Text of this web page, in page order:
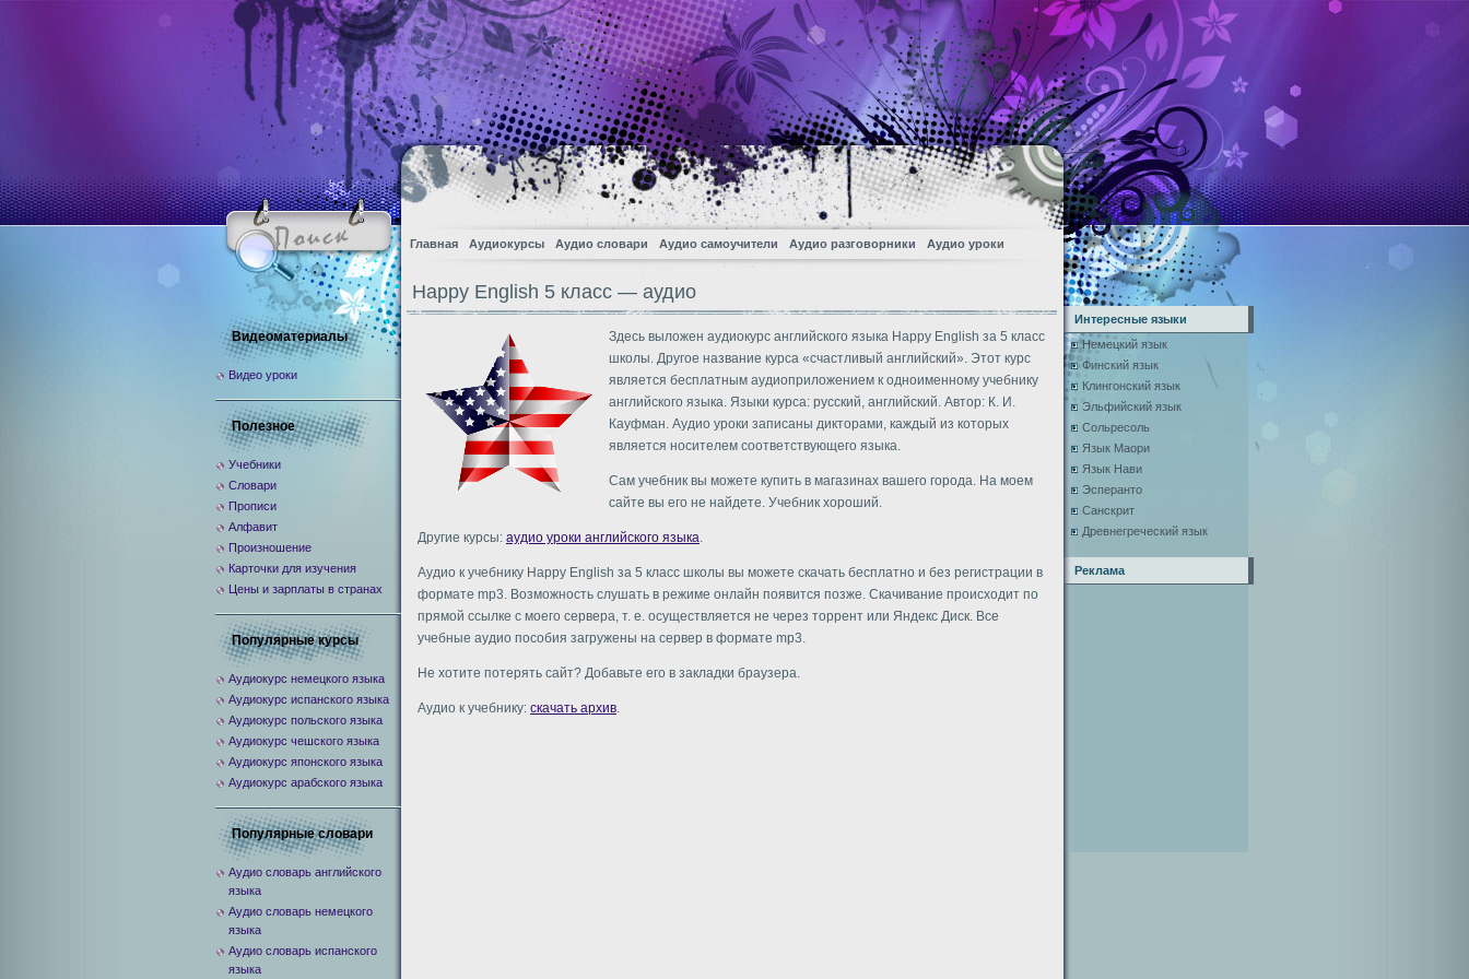
Главная Аудиокурсы Аудио словари Аудио самоучители Аудио разговорники Аудио уроки
Happy English 5 класс — аудио
Здесь выложен аудиокурс английского языка Happy English за 5 класс
школы. Другое название курса «счастливый английский». Этот курс
является бесплатным аудиоприложением к одноименному учебнику
английского языка. Языки курса: русский, английский. Автор: К. И.
Кауфман. Аудио уроки записаны дикторами, каждый из которых
является носителем соответствующего языка.
Сам учебник вы можете купить в магазинах вашего города. На моем
сайте вы его не найдете. Учебник хороший.
Другие курсы: аудио уроки английского языка.
Аудио к учебнику Happy English за 5 класс школы вы можете скачать бесплатно и без регистрации в
формате mp3. Возможность слушать в режиме онлайн появится позже. Скачивание происходит по
прямой ссылке с моего сервера, т. е. осуществляется не через торрент или Яндекс Диск. Все
учебные аудио пособия загружены на сервер в формате mp3.
Не хотите потерять сайт? Добавьте его в закладки браузера.
Аудио к учебнику: скачать архив.
Видеоматериалы
Видео уроки
Полезное
Учебники
Словари
Прописи
Алфавит
Произношение
Карточки для изучения
Цены и зарплаты в странах
Популярные курсы
Аудиокурс немецкого языка
Аудиокурс испанского языка
Аудиокурс польского языка
Аудиокурс чешского языка
Аудиокурс японского языка
Аудиокурс арабского языка
Популярные словари
Аудио словарь английского
языка
Аудио словарь немецкого
языка
Аудио словарь испанского
языка
Интересные языки
Немецкий язык
Финский язык
Клингонский язык
Эльфийский язык
Сольресоль
Язык Маори
Язык Нави
Эсперанто
Санскрит
Древнегреческий язык
Реклама